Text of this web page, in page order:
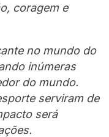
coragem e
no mundo do
inúmeras
do mundo.
serviram de
será